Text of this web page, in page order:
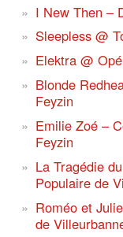
I New Then –
Sleepless @
Elektra @
Blonde
Feyzin
Emilie Zoé –
Feyzin
La Tragédie
Populaire de
Roméo et
de